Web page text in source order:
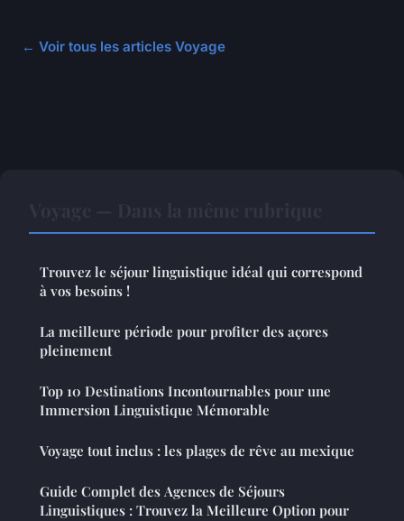
← Voir tous les articles Voyage
Trouvez le séjour linguistique idéal qui correspond
à vos besoins !
La meilleure période pour profiter des açores
pleinement
Top 10 Destinations Incontournables pour une
Immersion Linguistique Mémorable
Voyage tout inclus : les plages de rêve au mexique
Guide Complet des Agences de Séjours
Linguistiques : Trouvez la Meilleure Option pour